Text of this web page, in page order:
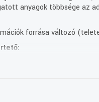
anyagok többsége az
forrása változó
januárjától látható a
be sokszínű